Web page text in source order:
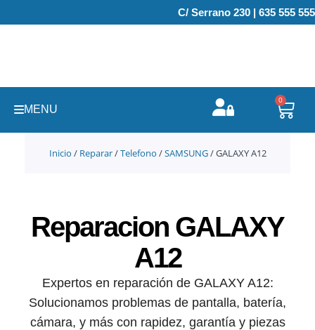
al
C/ Serrano 230 | 635 555 555
MENU
0
Inicio / Reparar/Telefono /SAMSUNG/ GALAXY A12
Reparacion GALAXY
A12
Expertos en reparación de GALAXY A12:
Solucionamos problemas de pantalla, batería,
cámara, y más con rapidez, garantía y piezas